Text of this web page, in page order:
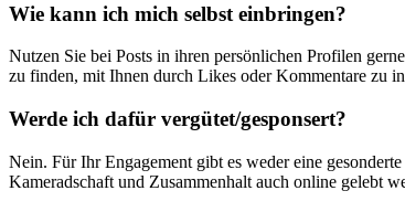
Wie kann ich mich selbst einbringen?
Nutzen Sie bei Posts in ihren persönlichen Profilen
zu finden, mit Ihnen durch Likes oder Kommentare zu
Werde ich dafür vergütet/gesponsert?
Nein. Für Ihr Engagement gibt es weder eine
Kameradschaft und Zusammenhalt auch online gelebt